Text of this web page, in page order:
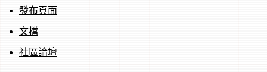
發布頁面
文檔
社區論壇